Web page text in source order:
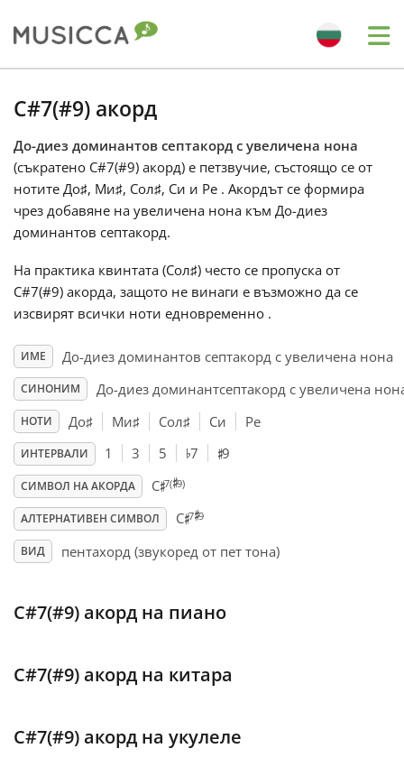
Български
Dansk
Deutsch
Español
Français
한국어
हिन्दी
Italiano
日本語
Polski
C#7(#9) акорд
До-диез доминантов септакорд с увеличена нона
(съкратено C#7(#9) акорд) е петзвучие, състоящо се от
нотите До♯, Ми♯, Сол♯, Си и Ре . Акордът се формира
чрез добавяне на увеличена нона към До-диез
доминантов септакорд.
На практика квинтата (Сол♯) често се пропуска от
C#7(#9) акорда, защото не винаги е възможно да се
изсвирят всички ноти едновременно .
ИМЕ До-диез доминантов септакорд с увеличена нона
СИНОНИМ До-диез доминантсептакорд с увеличена
НОТИ До♯ Ми♯ Сол♯ Си Ре
ИНТЕРВАЛИ 1 3 5 ♭7 ♯9
СИМВОЛ НА АКОРДА C♯7(♯9)
АЛТЕРНАТИВЕН СИМВОЛ C♯7♯9
ВИД пентахорд (звукоред от пет тона)
C#7(#9) акорд на пиано
C#7(#9) акорд на китара
C#7(#9) акорд на укулеле